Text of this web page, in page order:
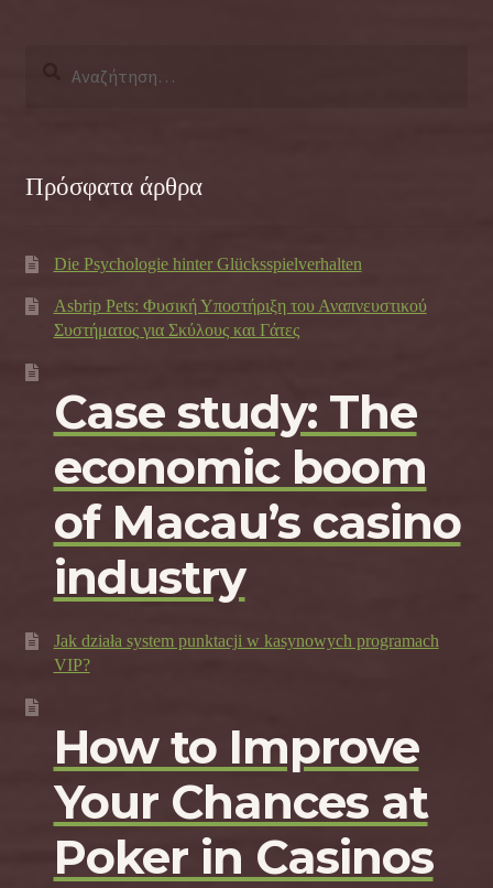
Πρόσφατα άρθρα
Die Psychologie hinter Glücksspielverhalten
Asbrip Pets: Φυσική Υποστήριξη του Αναπνευστικού
Συστήματος για Σκύλους και Γάτες
Case study: The
economic boom
of Macau’s casino
industry
Jak działa system punktacji w kasynowych programach
VIP?
How to Improve
Your Chances at
Poker in Casinos